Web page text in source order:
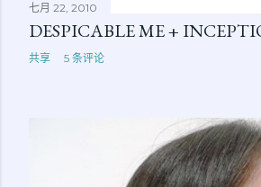
七月 22, 2010
DESPICABLE ME +
共享 5 条评论